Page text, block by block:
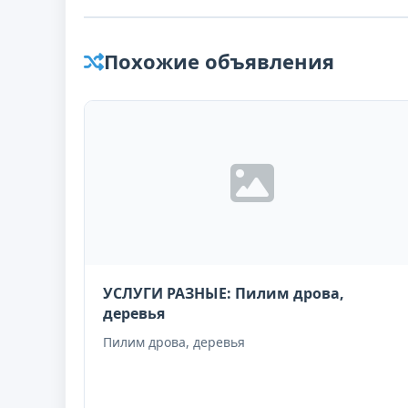
Похожие объявления
УСЛУГИ РАЗНЫЕ: Пилим дрова,
деревья
Пилим дрова, деревья